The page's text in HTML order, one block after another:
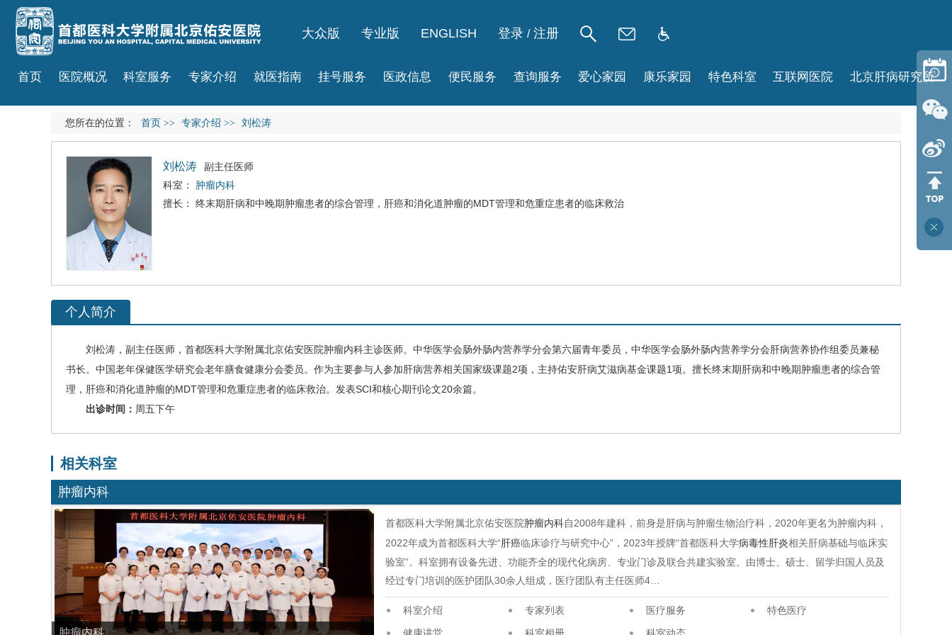
大众版 专业版 ENGLISH 登录 / 注册
首页 医院概况 科室服务 专家介绍 就医指南 挂号服务 医政信息 便民服务 查询服务 爱心家园 康乐家园 特色科室 互联网医院 北京肝病研究所
您所在的位置： 首页 >> 专家介绍 >> 刘松涛
刘松涛
副主任医师
科室： 肿瘤内科
擅长： 终末期肝病和中晚期肿瘤患者的综合管理， 肝癌和消化道肿瘤的MDT管理和危重症患者的临床救治
个人简介
刘松涛 ，副主任医师，首都医科大学附属北京佑安医院肿瘤内科主诊医师。中华医学会肠外肠内营养学分会第六届青年委员，中华医学会肠外肠内营养学分会肝病营养协作组委员兼秘
书长。中国老年保健医学研究会老年膳食健康分会委员。作为主要参与人参加肝病营养相关国家级课题2项，主持佑安肝病艾滋病基金课题1项。擅长终末期肝病和中晚期肿瘤患者的综合管
理， 肝癌和消化道肿瘤的MDT管理和危重症患者的临床救治。发表SCI和核心期刊论文20余篇。
出诊时间： 周五下午
相关科室
肿瘤内科
肿瘤内科
首都医科大学附属北京佑安医院肿瘤内科自2008年建科，前身是肝病与肿瘤生物治疗科，2020年更名为肿瘤内科，
2022年成为首都医科大学“肝癌临床诊疗与研究中心”，2023年授牌“首都医科大学病毒性肝炎相关肝病基础与临床实
验室”。科室拥有设备先进、功能齐全的现代化病房、专业门诊及联合共建实验室。由博士、硕士、留学归国人员及
经过专门培训的医护团队30余人组成，医疗团队有主任医师4…
科室介绍 专家列表 医疗服务
特色医疗